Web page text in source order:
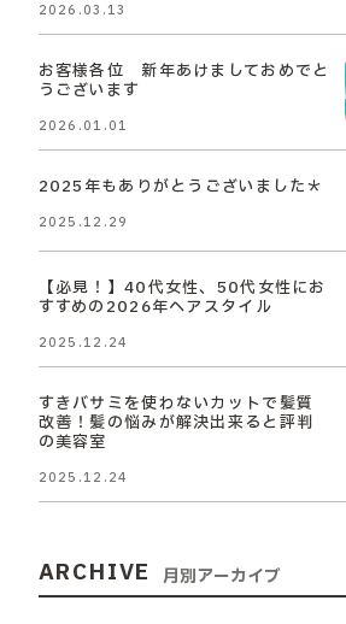
2026.03.13
お客様各位 新年あけましておめでと
うございます
2026.01.01
2025年もありがとうございました＊
2025.12.29
【必見！】40代女性、50代女性にお
すすめの2026年ヘアスタイル
2025.12.24
すきバサミを使わないカットで髪質
改善！髪の悩みが解決出来ると評判
の美容室
2025.12.24
ARCHIVE 月別アーカイブ